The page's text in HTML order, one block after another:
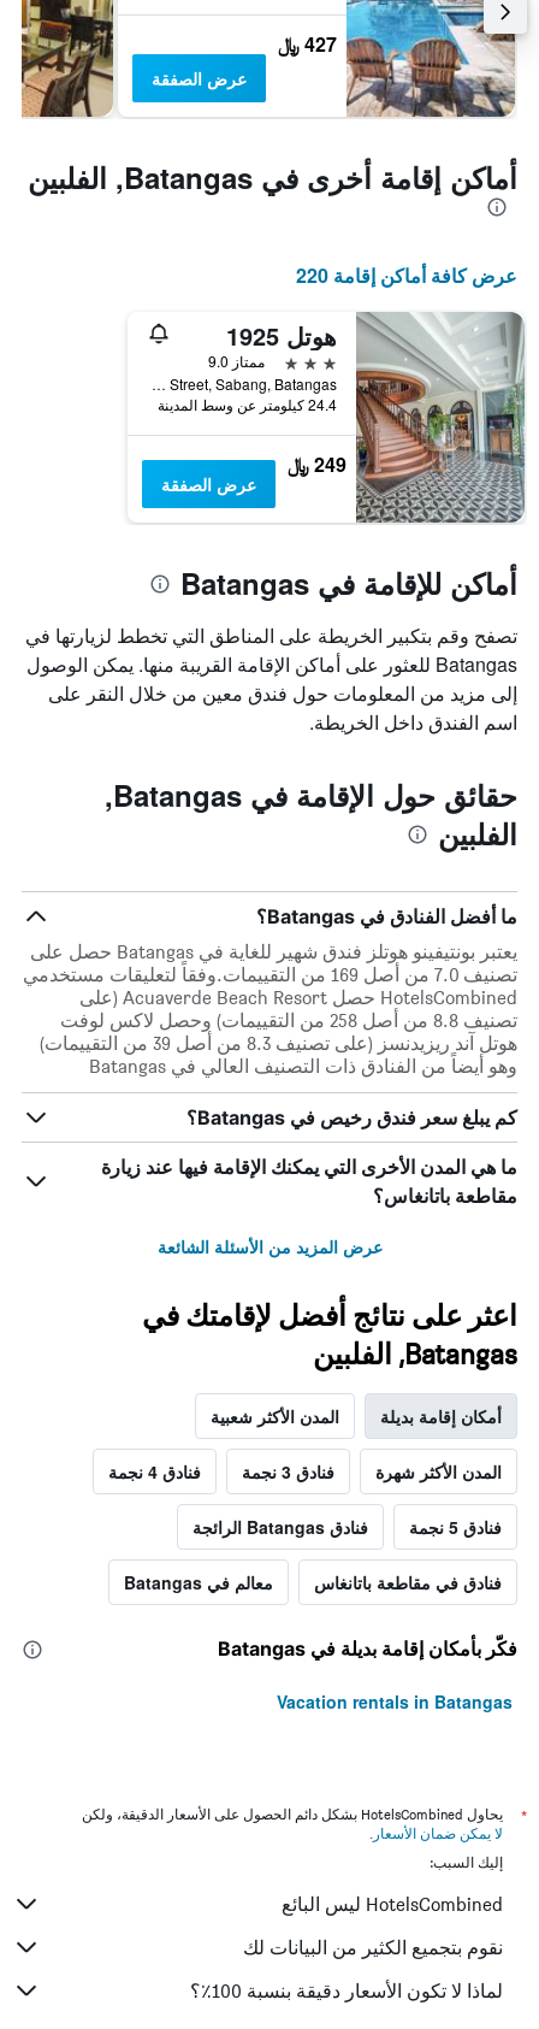
427 ﷼
عرض الصفقة
أماكن إقامة أخرى في Batangas, الفلبين
عرض كافة أماكن إقامة 220
هوتل 1925
3 نجوم
ممتاز 9.0
Lamar, Pilahan Street, Sabang, Batangas, الفلبين
24.4 كيلومتر عن وسط المدينة
249 ﷼
عرض الصفقة
أماكن للإقامة في Batangas
تصفح وقم بتكبير الخريطة على المناطق التي تخطط لزيارتها في
Batangas للعثور على أماكن الإقامة القريبة منها. يمكن الوصول
إلى مزيد من المعلومات حول فندق معين من خلال النقر على
اسم الفندق داخل الخريطة.
حقائق حول الإقامة في Batangas,
الفلبين
ما أفضل الفنادق في Batangas؟
يعتبر بونتيفينو هوتلز فندق شهير للغاية في Batangas حصل على
تصنيف 7.0 من أصل 169 من التقييمات.وفقاً لتعليقات مستخدمي
HotelsCombined حصل Acuaverde Beach Resort (على
تصنيف 8.8 من أصل 258 من التقييمات) وحصل لاكس لوفت
هوتل آند ريزيدنسز (على تصنيف 8.3 من أصل 39 من التقييمات)
وهو أيضاً من الفنادق ذات التصنيف العالي في Batangas
كم يبلغ سعر فندق رخيص في Batangas؟
ما هي المدن الأخرى التي يمكنك الإقامة فيها عند زيارة
مقاطعة باتانغاس؟
عرض المزيد من الأسئلة الشائعة
اعثر على نتائج أفضل لإقامتك في
Batangas, الفلبين
أمكان إقامة بديلة المدن الأكثر شعبية
المدن الأكثر شهرة فنادق 3 نجمة فنادق 4 نجمة
فنادق 5 نجمة فنادق Batangas الرائجة
فنادق في مقاطعة باتانغاس معالم في Batangas
فكّر بأمكان إقامة بديلة في Batangas
Vacation rentals in Batangas
*
يحاول HotelsCombined بشكل دائم الحصول على الأسعار الدقيقة، ولكن
لا يمكن ضمان الأسعار .
إليك السبب:
HotelsCombined ليس البائع
نقوم بتجميع الكثير من البيانات لك
لماذا لا تكون الأسعار دقيقة بنسبة 100٪؟